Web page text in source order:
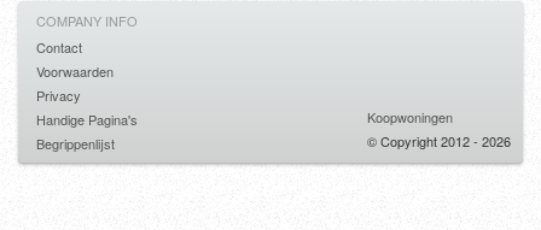
COMPANY INFO
Contact
Voorwaarden
Privacy
Handige Pagina's
Begrippenlijst
Koopwoningen
© Copyright 2012 - 2026